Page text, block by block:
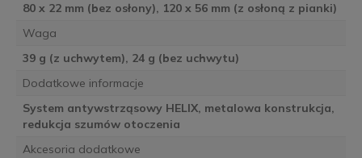
80 x 22 mm (bez osłony), 120 x 56 mm (z osłoną z pianki)
Waga
39 g (z uchwytem), 24 g (bez uchwytu)
Dodatkowe informacje
System antywstrząsowy HELIX, metalowa konstrukcja,
redukcja szumów otoczenia
Akcesoria dodatkowe